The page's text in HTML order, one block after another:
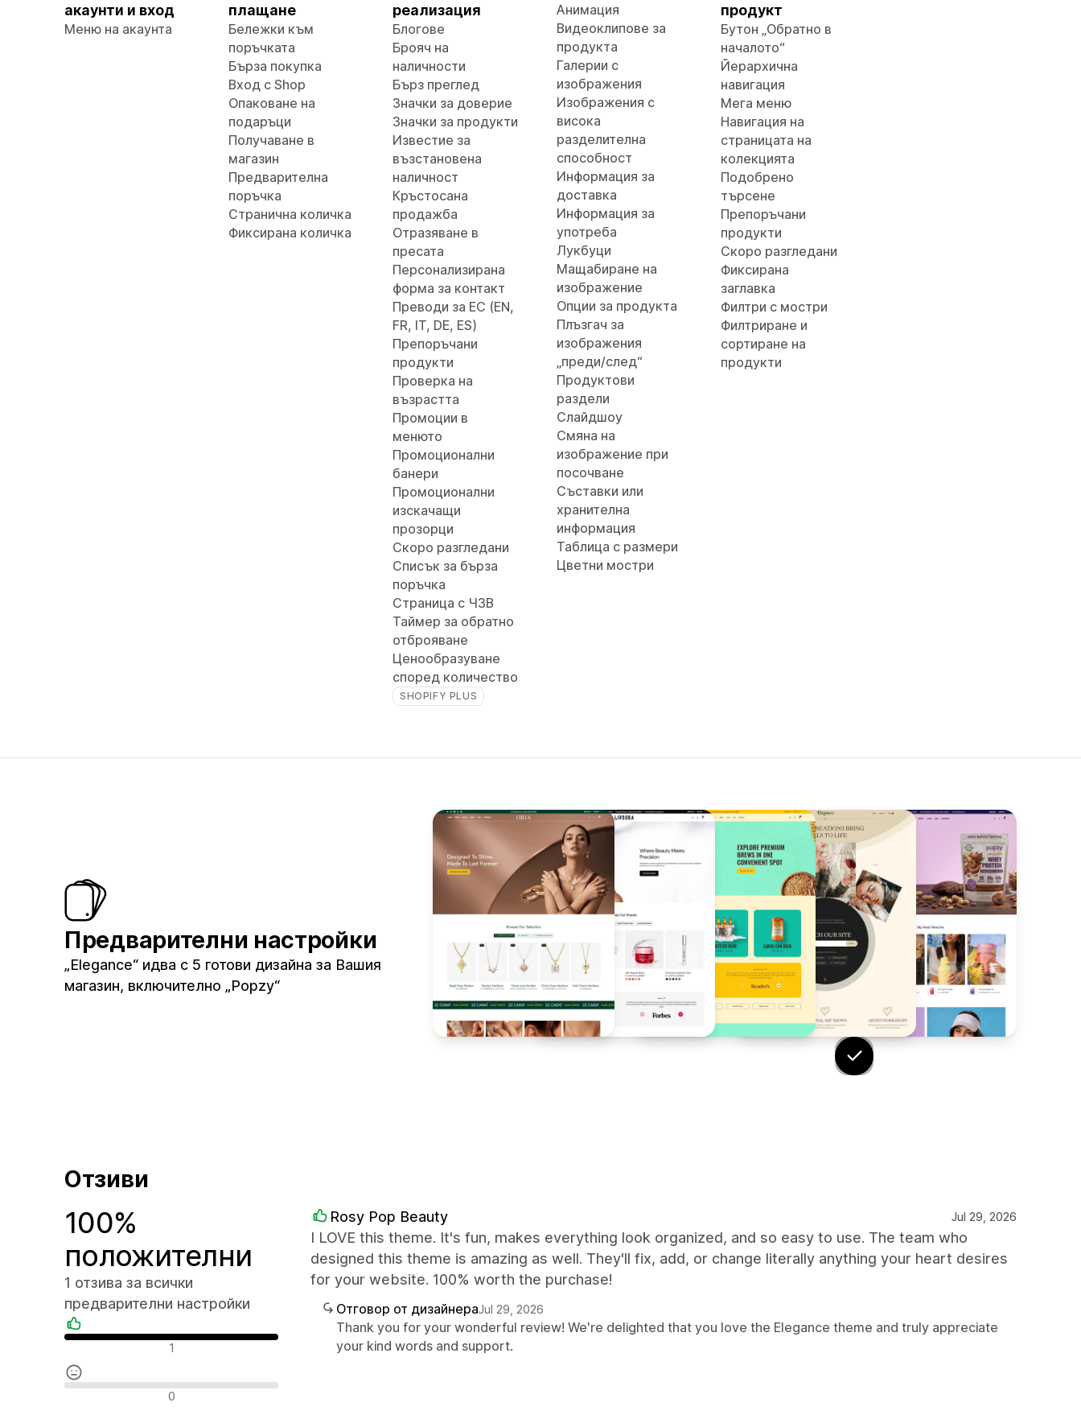
акаунти и вход
Меню на акаунта
плащане
Бележки към
поръчката
Бърза покупка
Вход с Shop
Опаковане на
подаръци
Получаване в
магазин
Предварителна
поръчка
Странична количка
Фиксирана количка
реализация
Блогове
Брояч на
наличности
Бърз преглед
Значки за доверие
Значки за продукти
Известие за
възстановена
наличност
Кръстосана
продажба
Отразяване в
пресата
Персонализирана
форма за контакт
Преводи за ЕС (EN,
FR, IT, DE, ES)
Препоръчани
продукти
Проверка на
възрастта
Промоции в
менюто
Промоционални
банери
Промоционални
изскачащи
прозорци
Скоро разгледани
Списък за бърза
поръчка
Страница с ЧЗВ
Таймер за обратно
отброяване
Ценообразуване
според количество
SHOPIFY PLUS
Анимация
Видеоклипове за
продукта
Галерии с
изображения
Изображения с
висока
разделителна
способност
Информация за
доставка
Информация за
употреба
Лукбуци
Мащабиране на
изображение
Опции за продукта
Плъзгач за
изображения
„преди/след“
Продуктови
раздели
Слайдшоу
Смяна на
изображение при
посочване
Съставки или
хранителна
информация
Таблица с размери
Цветни мостри
продукт
Бутон „Обратно в
началото“
Йерархична
навигация
Мега меню
Навигация на
страницата на
колекцията
Подобрено
търсене
Препоръчани
продукти
Скоро разгледани
Фиксирана
заглавка
Филтри с мостри
Филтриране и
сортиране на
продукти
Предварителни настройки
„Elegance“ идва с 5 готови дизайна за Вашия
магазин, включително „Popzy“
Отзиви
100%
положителни
1 отзива за всички
предварителни настройки
Положителни отзиви
1
Неутрални отзиви
0
Rosy Pop Beauty Jul 29, 2026
I LOVE this theme. It's fun, makes everything look organized, and so easy to use. The team who
designed this theme is amazing as well. They'll fix, add, or change literally anything your heart desires
for your website. 100% worth the purchase!
Отговор от дизайнераJul 29, 2026
Thank you for your wonderful review! We're delighted that you love the Elegance theme and truly appreciate
your kind words and support.